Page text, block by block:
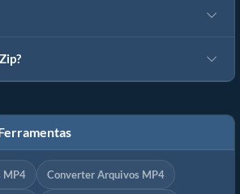
MP4 Converter Arquivos MP4